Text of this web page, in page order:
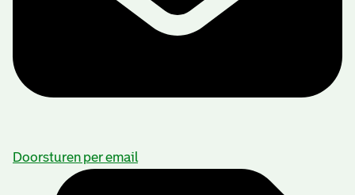
Doorsturen per email